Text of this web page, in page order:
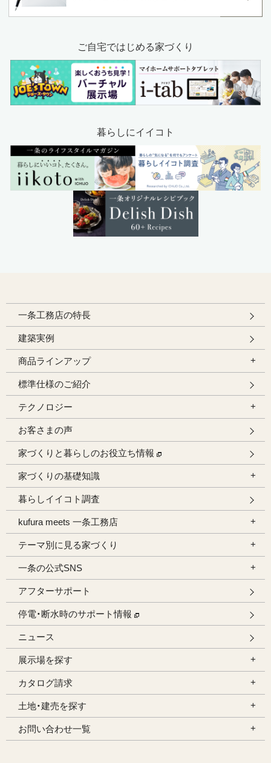
ご自宅ではじめる家づくり
暮らしにイイコト
一条工務店の特長
建築実例
商品ラインアップ
標準仕様のご紹介
テクノロジー
お客さまの声
家づくりと暮らしのお役立ち情報
家づくりの基礎知識
暮らしイイコト調査
kufura meets 一条工務店
テーマ別に見る家づくり
一条の公式SNS
アフターサポート
停電・断水時のサポート情報
ニュース
展示場を探す
カタログ請求
土地・建売を探す
お問い合わせ一覧